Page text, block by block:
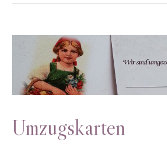
Umzugskarten